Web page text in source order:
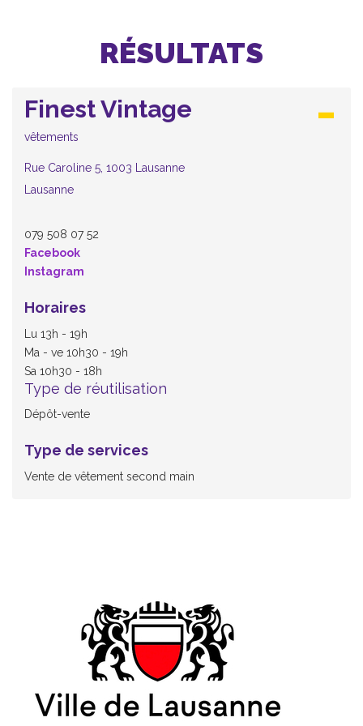
RÉSULTATS
Finest Vintage
vêtements
Rue Caroline 5, 1003 Lausanne
Lausanne
079 508 07 52
Facebook
Instagram
Horaires
Lu 13h - 19h
Ma - ve 10h30 - 19h
Sa 10h30 - 18h
Type de réutilisation
Dépôt-vente
Type de services
Vente de vêtement second main